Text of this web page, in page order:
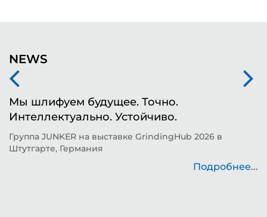
NEWS
Мы шлифуем будущее. Точно.
Интеллектуально. Устойчиво.
Группа JUNKER на выставке GrindingHub 2026 в
Штутгарте, Германия
Подробнее...